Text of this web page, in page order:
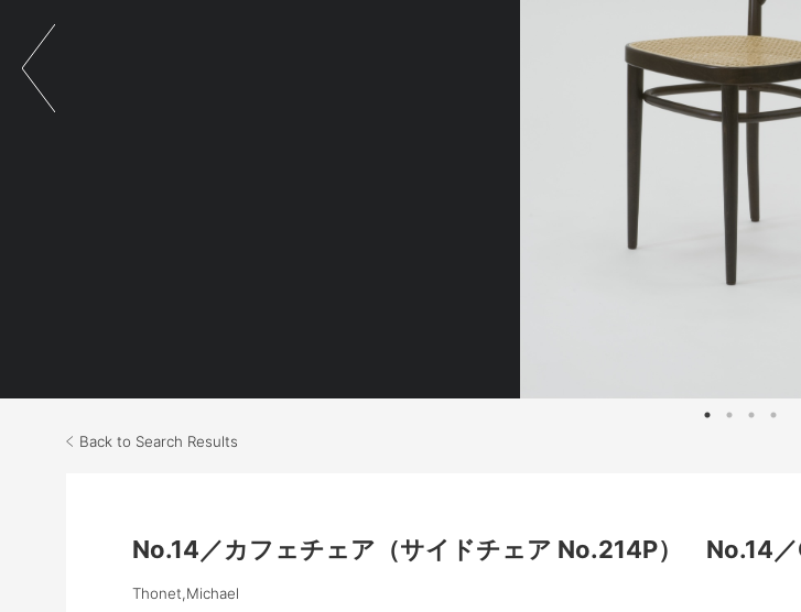
Back to Search Results
No.14／カフェチェア（サイドチェア No.214P） No.14
Thonet,Michael